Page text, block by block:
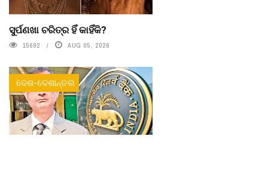
ସୁର୍ପଣଖା ଚରିତ୍ର ହିଁ କାହିଁକି?
15692 AUG 05, 2026
ଦେଶ-ଦେଶାନ୍ତର